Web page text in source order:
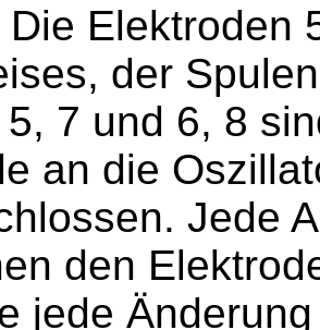
Die Elektroden
der
7 und 6, 8
an die
Jede
den
jede